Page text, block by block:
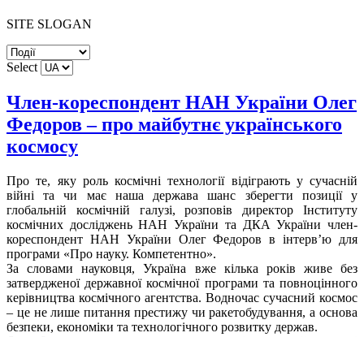
SITE SLOGAN
Select
Член-кореспондент НАН України Олег
Федоров – про майбутнє українського
космосу
Про те, яку роль космічні технології відіграють у сучасній
війні та чи має наша держава шанс зберегти позиції у
глобальній космічній галузі, розповів директор Інституту
космічних досліджень НАН України та ДКА України член-
кореспондент НАН України Олег Федоров в інтерв’ю для
програми «Про науку. Компетентно».
За словами науковця, Україна вже кілька років живе без
затвердженої державної космічної програми та повноцінного
керівництва космічного агентства. Водночас сучасний космос
– це не лише питання престижу чи ракетобудування, а основа
безпеки, економіки та технологічного розвитку держав.